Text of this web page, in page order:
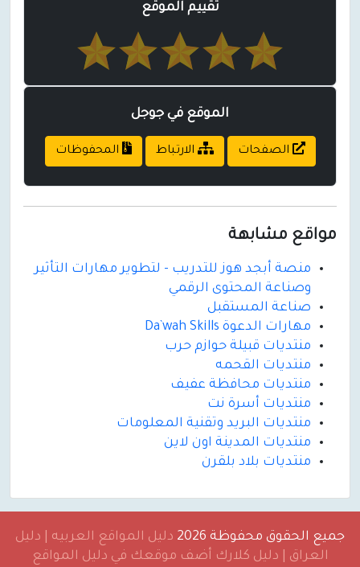
تقييم الموقع
الموقع في جوجل
الصفحات الارتباط المحفوظات
مواقع مشابهة
منصة أبجد هوز للتدريب - لتطوير مهارات التأثير
وصناعة المحتوى الرقمي
صناعة المستقبل
مهارات الدعوة Da`wah Skills
منتديات قبيلة حوازم حرب
منتديات القحمه
منتديات محافظة عفيف
منتديات أسرة نت
منتديات البريد وتقنية المعلومات
منتديات المدينة اون لاين
منتديات بلاد بلقرن
جميع الحقوق محفوظة 2026
دليل المواقع العربيه | دليل
العراق | دليل كلارك أضف موقعك في دليل المواقع